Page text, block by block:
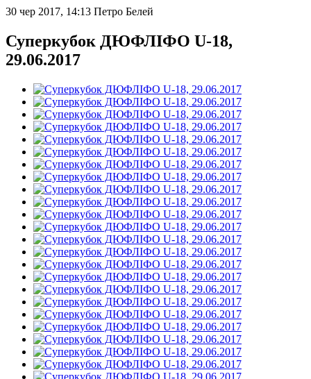
30 чер 2017, 14:13 Петро Белей
Суперкубок ДЮФЛІФО U-18,
29.06.2017